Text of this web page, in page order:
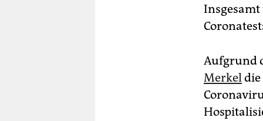
Aufgrund
Merkeldie